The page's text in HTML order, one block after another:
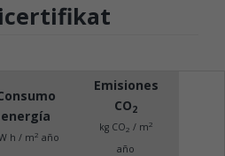
energía
h / m2 año
Emisiones
CO2
kg CO2 / m2
año